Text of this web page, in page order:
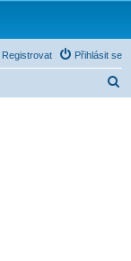
Přihlásit se
Registrovat